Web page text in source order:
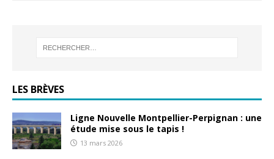
LES BRÈVES
Ligne Nouvelle Montpellier-Perpignan : une
étude mise sous le tapis !
13 mars 2026